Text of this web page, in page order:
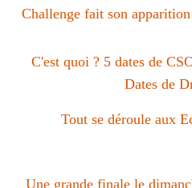
Challenge fait son
C'est quoi ? 5 dates de
Dates de
Tout se déroule aux
Une grande finale le